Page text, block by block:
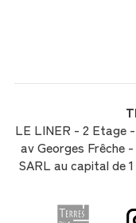
LE LINER - 2 Etage
av Georges Frêche
SARL au capital de